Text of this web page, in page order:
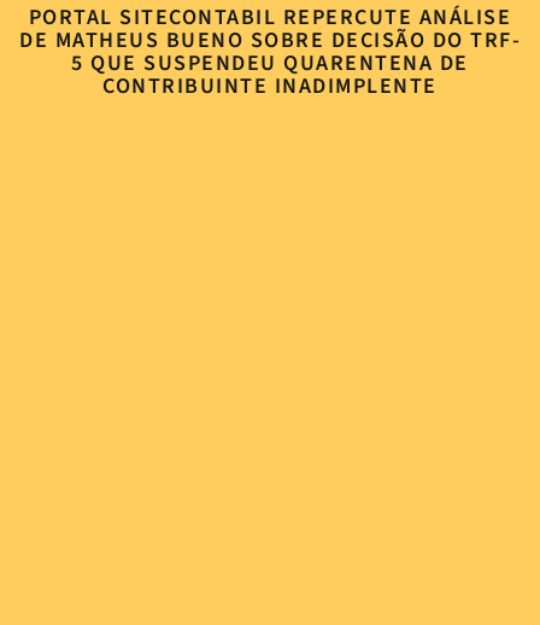
PORTAL SITECONTABIL REPERCUTE ANÁLISE
DE MATHEUS BUENO SOBRE DECISÃO DO TRF-
5 QUE SUSPENDEU QUARENTENA DE
CONTRIBUINTE INADIMPLENTE